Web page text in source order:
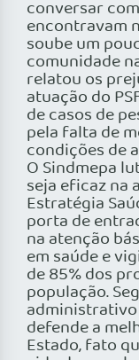
conversar
encontravam
soube um
comunidade
relatou os
atuação do
de casos de
pela falta de
condições de
O Sindmepa
seja eficaz na
Estratégia
porta de
na atenção
em saúde e
de 85% dos
população.
administrativo
defende a
Estado, fato